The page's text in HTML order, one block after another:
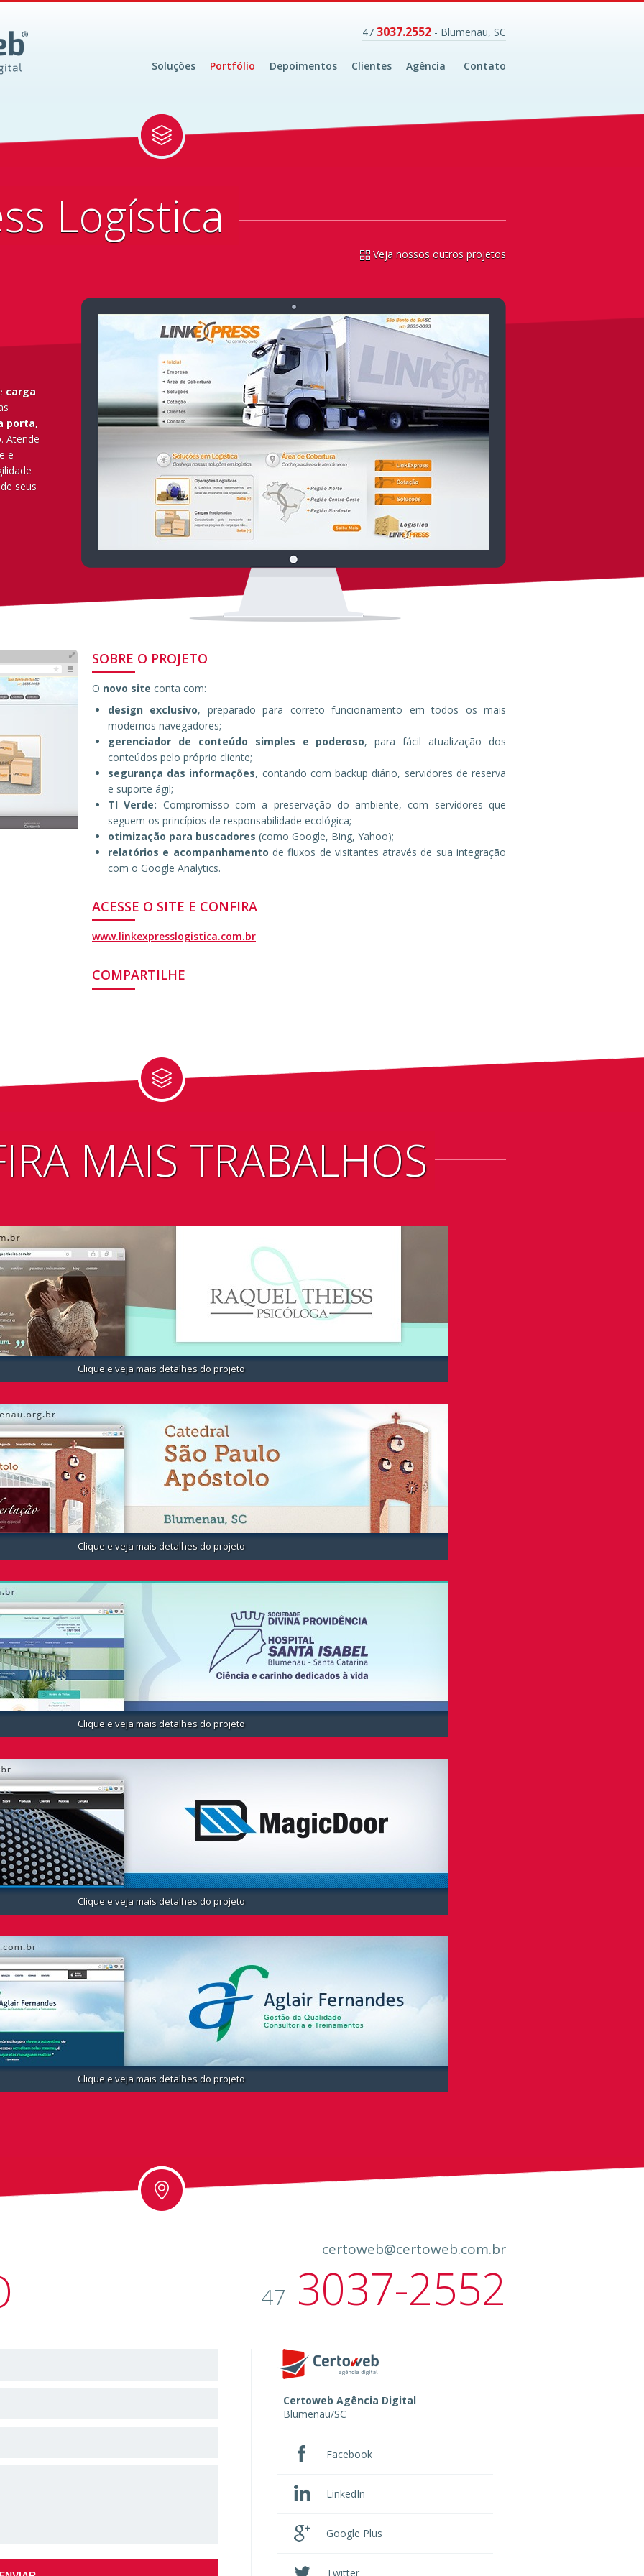
47 3037.2552 - Blumenau, SC
Soluções Portfólio Depoimentos Clientes Agência Contato
Logística
Veja nossos outros projetos
carga
porta,
. Atende
e
seus
SOBRE O PROJETO
O novo site conta com:
design exclusivo, preparado para correto funcionamento em todos os mais
modernos navegadores;
gerenciador de conteúdo simples e poderoso, para fácil atualização dos
conteúdos pelo próprio cliente;
segurança das informações, contando com backup diário, servidores de reserva
e suporte ágil;
TI Verde: Compromisso com a preservação do ambiente, com servidores que
seguem os princípios de responsabilidade ecológica;
otimização para buscadores (como Google, Bing, Yahoo);
relatórios e acompanhamento de fluxos de visitantes através de sua integração
com o Google Analytics.
ACESSE O SITE E CONFIRA
www.linkexpresslogistica.com.br
COMPARTILHE
MAIS TRABALHOS
Clique e veja mais detalhes do projeto
Clique e veja mais detalhes do projeto
Clique e veja mais detalhes do projeto
Clique e veja mais detalhes do projeto
Clique e veja mais detalhes do projeto
certoweb@certoweb.com.br
47 3037-2552
Certoweb Agência Digital
Blumenau/SC
Facebook
LinkedIn
Google Plus
Twitter